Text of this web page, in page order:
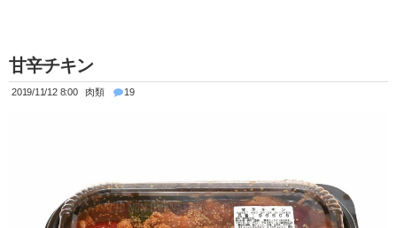
甘辛チキン
2019/11/12 8:00 肉類 19